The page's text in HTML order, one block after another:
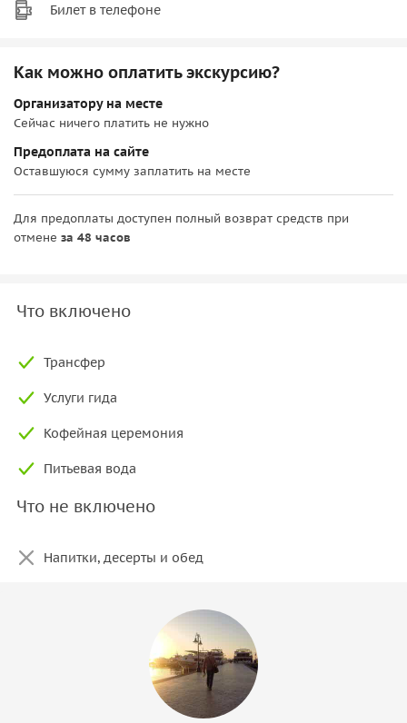
Билет в телефоне
Как можно оплатить экскурсию?
Организатору на месте
Сейчас ничего платить не нужно
Предоплата на сайте
Оставшуюся сумму заплатить на месте
Для предоплаты доступен полный возврат средств при
отмене за 48 часов
Что включено
Трансфер
Услуги гида
Кофейная церемония
Питьевая вода
Что не включено
Напитки, десерты и обед